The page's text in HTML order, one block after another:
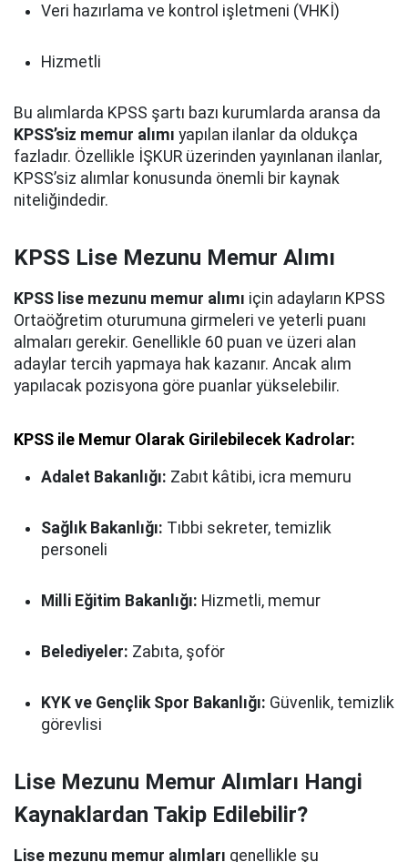
Veri hazırlama ve kontrol işletmeni (VHKİ)
Hizmetli
Bu alımlarda KPSS şartı bazı kurumlarda aransa da
KPSS’siz memur alımı yapılan ilanlar da oldukça
fazladır. Özellikle İŞKUR üzerinden yayınlanan ilanlar,
KPSS’siz alımlar konusunda önemli bir kaynak
niteliğindedir.
KPSS Lise Mezunu Memur Alımı
KPSS lise mezunu memur alımı için adayların KPSS
Ortaöğretim oturumuna girmeleri ve yeterli puanı
almaları gerekir. Genellikle 60 puan ve üzeri alan
adaylar tercih yapmaya hak kazanır. Ancak alım
yapılacak pozisyona göre puanlar yükselebilir.
KPSS ile Memur Olarak Girilebilecek Kadrolar:
Adalet Bakanlığı: Zabıt kâtibi, icra memuru
Sağlık Bakanlığı: Tıbbi sekreter, temizlik
personeli
Milli Eğitim Bakanlığı: Hizmetli, memur
Belediyeler: Zabıta, şoför
KYK ve Gençlik Spor Bakanlığı: Güvenlik, temizlik
görevlisi
Lise Mezunu Memur Alımları Hangi
Kaynaklardan Takip Edilebilir?
Lise mezunu memur alımları genellikle şu